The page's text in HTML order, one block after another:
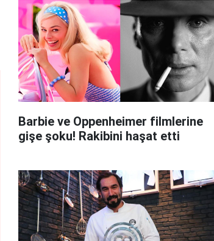
Barbie ve Oppenheimer filmlerine
gişe şoku! Rakibini haşat etti